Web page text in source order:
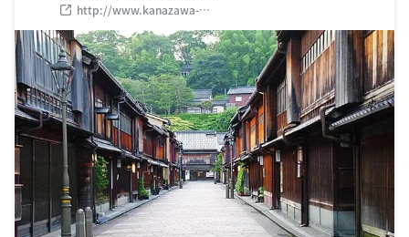
http://www.kanazawa-
kankoukyoukai.or.jp/spot_search/spot.php?sp_no=85